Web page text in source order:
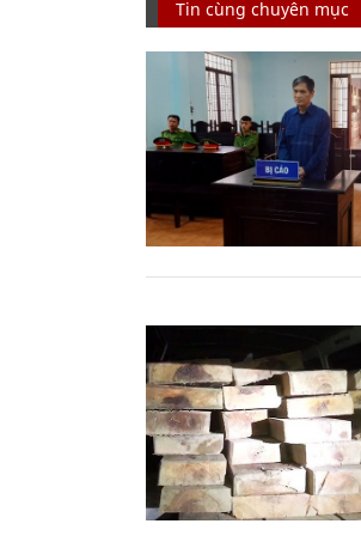
Tin cùng chuyên mục